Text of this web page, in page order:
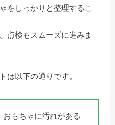
をしっかりと整理するこ
点検もスムーズに進みま
は以下の通りです。
おもちゃに汚れがある